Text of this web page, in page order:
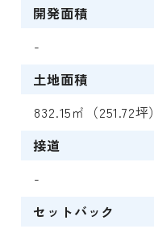
開発面積
-
土地面積
832.15㎡（251.72坪）
接道
-
セットバック